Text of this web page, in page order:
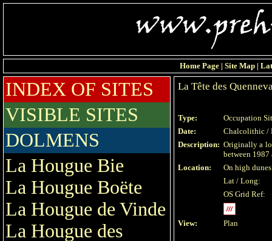
Home Page | Site Map |
INDEX OF SITES
VISIBLE SITES
DOLMENS
La Hougue Bie
La Hougue Boëte
La Hougue de Vinde
La Hougue des
La Tête des
Type:
Occupation
Date:
Chalcolithic /
Description: Originally a
between
Location:
On high
Lat / Long:
OS Grid Ref:
View: Plan